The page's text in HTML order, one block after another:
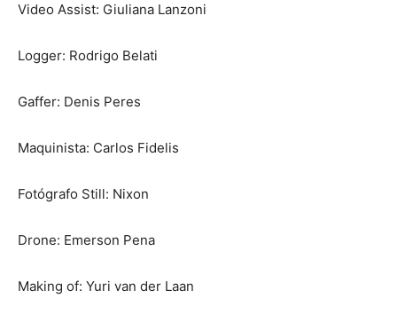
Video Assist: Giuliana Lanzoni
Logger: Rodrigo Belati
Gaffer: Denis Peres
Maquinista: Carlos Fidelis
Fotógrafo Still: Nixon
Drone: Emerson Pena
Making of: Yuri van der Laan